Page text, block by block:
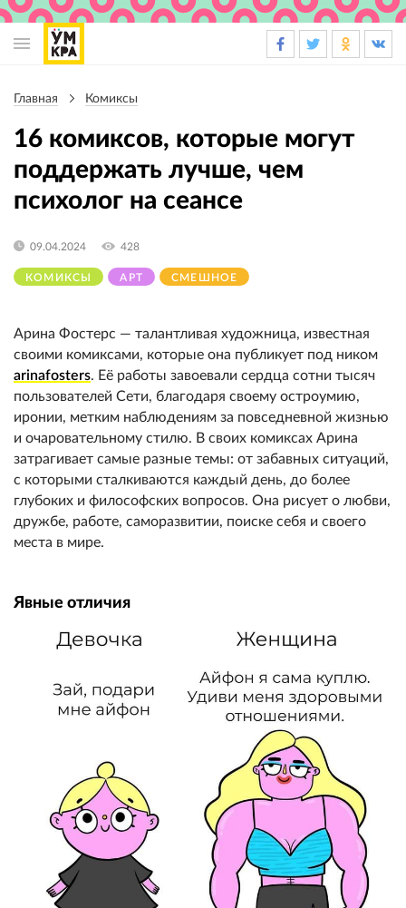
навигации
Главная Комиксы
16 комиксов, которые могут
поддержать лучше, чем
психолог на сеансе
КОМИКСЫ АРТ СМЕШНОЕ
09.04.2024 428
Арина Фостерс — талантливая художница, известная
своими комиксами, которые она публикует под ником
arinafosters. Её работы завоевали сердца сотни тысяч
пользователей Сети, благодаря своему остроумию,
иронии, метким наблюдениям за повседневной жизнью
и очаровательному стилю. В своих комиксах Арина
затрагивает самые разные темы: от забавных ситуаций,
с которыми сталкиваются каждый день, до более
глубоких и философских вопросов. Она рисует о любви,
дружбе, работе, саморазвитии, поиске себя и своего
места в мире.
Явные отличия